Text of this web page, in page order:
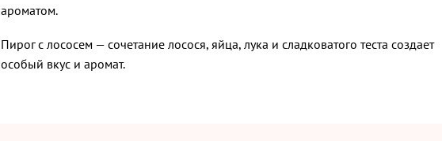
ароматом.
Пирог с лососем — сочетание лосося, яйца, лука и сладковатого теста создает
особый вкус и аромат.